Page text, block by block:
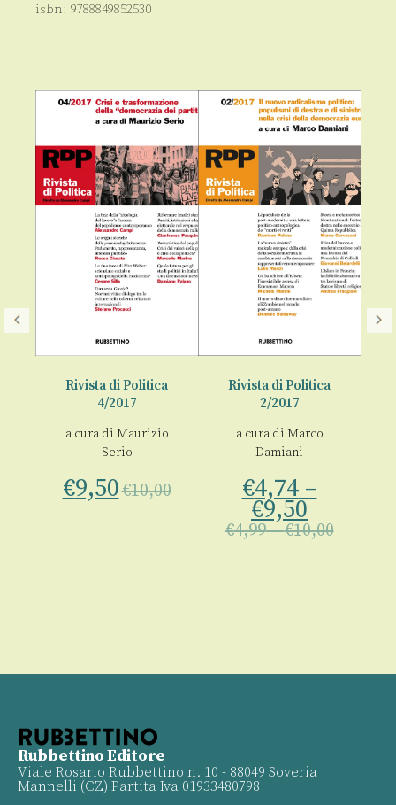
isbn: 9788849852530
Rivista di Politica
4/2017
a cura di Maurizio
Serio
€9,50€10,00
Rivista di Politica
2/2017
a cura di Marco
Damiani
€4,74–
€9,50
€4,99–€10,00
Rubbettino Editore
Viale Rosario Rubbettino n. 10 - 88049 Soveria
Mannelli (CZ) Partita Iva 01933480798